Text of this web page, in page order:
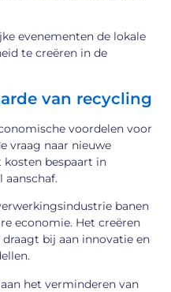
evenementen de lokale
te creëren in de
van recycling
voordelen voor
vraag naar nieuwe
bespaart in
aanschaf.
banen
economie. Het creëren
bij aan innovatie en
het verminderen van